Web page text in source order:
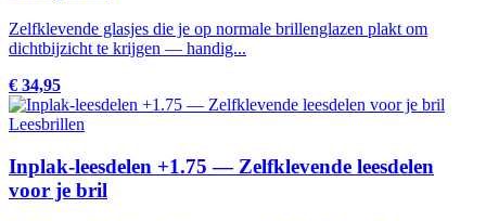
Zelfklevende glasjes die je op normale brillenglazen plakt om
dichtbijzicht te krijgen — handig...
€ 34,95
Leesbrillen
Inplak-leesdelen +1.75 — Zelfklevende leesdelen
voor je bril